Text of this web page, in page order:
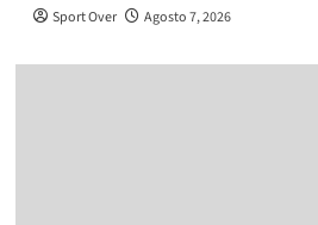
Sport Over Agosto 7, 2026